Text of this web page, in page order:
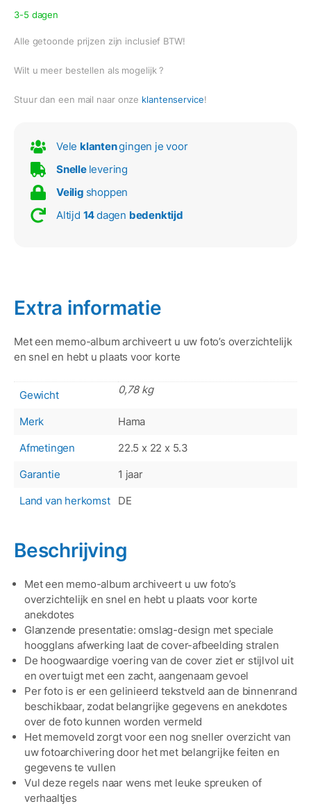
3-5 dagen
Alle getoonde prijzen zijn inclusief BTW!
Wilt u meer bestellen als mogelijk ?
Stuur dan een mail naar onze klantenservice!
Vele klantengingen je voor
Snelle levering
Veilig shoppen
Altijd 14dagen bedenktijd
Extra informatie
Met een memo-album archiveert u uw foto’s overzichtelijk
en snel en hebt u plaats voor korte
Gewicht 0,78 kg
Merk
Hama
Afmetingen
22.5 x 22 x 5.3
Garantie
1 jaar
Land van herkomst
DE
Beschrijving
Met een memo-album archiveert u uw foto’s
overzichtelijk en snel en hebt u plaats voor korte
anekdotes
Glanzende presentatie: omslag-design met speciale
hoogglans afwerking laat de cover-afbeelding stralen
De hoogwaardige voering van de cover ziet er stijlvol uit
en overtuigt met een zacht, aangenaam gevoel
Per foto is er een gelinieerd tekstveld aan de binnenrand
beschikbaar, zodat belangrijke gegevens en anekdotes
over de foto kunnen worden vermeld
Het memoveld zorgt voor een nog sneller overzicht van
uw fotoarchivering door het met belangrijke feiten en
gegevens te vullen
Vul deze regels naar wens met leuke spreuken of
verhaaltjes